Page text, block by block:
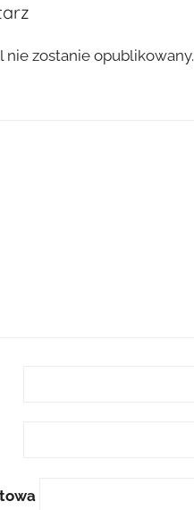
nie zostanie opublikowany.